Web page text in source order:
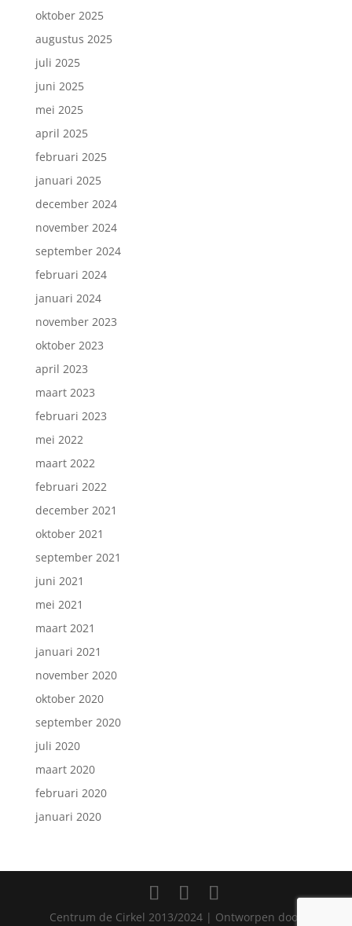
oktober 2025
augustus 2025
juli 2025
juni 2025
mei 2025
april 2025
februari 2025
januari 2025
december 2024
november 2024
september 2024
februari 2024
januari 2024
november 2023
oktober 2023
april 2023
maart 2023
februari 2023
mei 2022
maart 2022
februari 2022
december 2021
oktober 2021
september 2021
juni 2021
mei 2021
maart 2021
januari 2021
november 2020
oktober 2020
september 2020
juli 2020
maart 2020
februari 2020
januari 2020
Centrum de Cirkel 2013/2024 | Ontworpen door